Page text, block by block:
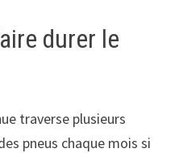
durer le
traverse plusieurs
pneus chaque mois si